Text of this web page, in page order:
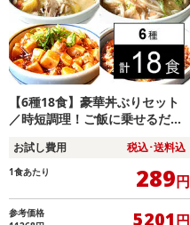
【6種18食】豪華丼ぶりセット
／時短調理！ご飯に乗せるだ
る優しい味わい♪
お試し費用 税込･送料込
1食あたり 289円
参考価格
5201円